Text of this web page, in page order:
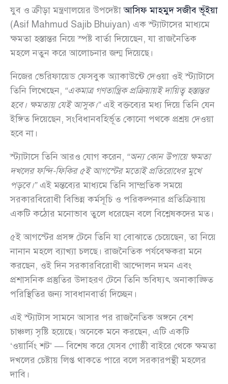
যুব ও ক্রীড়া মন্ত্রণালয়ের উপদেষ্টাআসিফ মাহমুদ সজীব ভূঁইয়া
(Asif Mahmud Sajib Bhuiyan) এক স্ট্যাটাসের মাধ্যমে
ক্ষমতা হস্তান্তর নিয়ে স্পষ্ট বার্তা দিয়েছেন, যা রাজনৈতিক
মহলে নতুন করে আলোচনার জন্ম দিয়েছে।
নিজের ভেরিফায়েড ফেসবুক অ্যাকাউন্টে দেওয়া ওই স্ট্যাটাসে
তিনি লিখেছেন, “একমাত্র গণতান্ত্রিক প্রক্রিয়ায়ই দায়িত্ব হস্তান্তর
হবে। ক্ষমতায় যেই আসুক।”এই বক্তব্যের মধ্য দিয়ে তিনি যেন
ইঙ্গিত দিয়েছেন, সংবিধানবহির্ভূত কোনো পথকে প্রশ্রয় দেওয়া
হবে না।
স্ট্যাটাসে তিনি আরও যোগ করেন, “অন্য কোন উপায়ে ক্ষমতা
দখলের ফন্দি-ফিকির ৫ই আগস্টের মতোই প্রতিরোধের মুখে
পড়বে।”এই মন্তব্যের মাধ্যমে তিনি সাম্প্রতিক সময়ে
সরকারবিরোধী বিভিন্ন কর্মসূচি ও পরিকল্পনার প্রতিক্রিয়ায়
একটি কঠোর মনোভাব তুলে ধরেছেন বলে বিশ্লেষকদের মত।
৫ই আগস্টের প্রসঙ্গ টেনে তিনি যা বোঝাতে চেয়েছেন, তা নিয়ে
নানান মহলে ব্যাখ্যা চলছে। রাজনৈতিক পর্যবেক্ষকরা মনে
করছেন, ওই দিন সরকারবিরোধী আন্দোলন দমন এবং
প্রশাসনিক প্রস্তুতির উদাহরণ টেনে তিনি ভবিষ্যৎ অনাকাঙ্ক্ষিত
পরিস্থিতির জন্য সাবধানবার্তা দিচ্ছেন।
এই স্ট্যাটাস সামনে আসার পর রাজনৈতিক অঙ্গনে বেশ
চাঞ্চল্য সৃষ্টি হয়েছে। অনেকে মনে করছেন, এটি একটি
‘ওয়ার্নিং শট’ — বিশেষ করে যেসব গোষ্ঠী বাইরে থেকে ক্ষমতা
দখলের চেষ্টায় লিপ্ত থাকতে পারে বলে সরকারপন্থী মহলের
দাবি।